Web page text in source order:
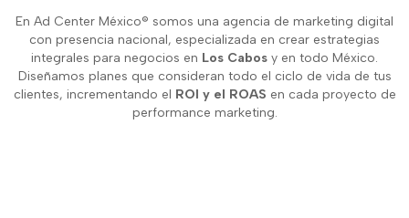
En Ad Center México® somos una agencia de marketing digital
con presencia nacional, especializada en crear estrategias
integrales para negocios en Los Cabos y en todo México.
Diseñamos planes que consideran todo el ciclo de vida de tus
clientes, incrementando el ROI y el ROAS en cada proyecto de
performance marketing.